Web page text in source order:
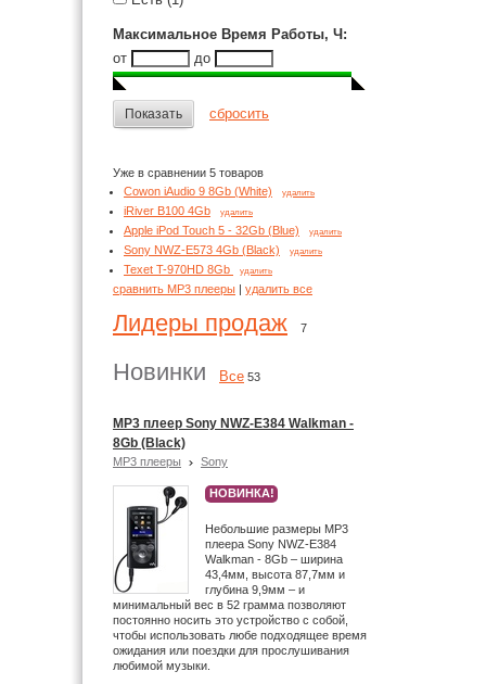
Максимальное Время Работы, Ч :
от
до
Показать сбросить
Уже в сравнении 5 товаров
Cowon iAudio 9 8Gb (White)
удалить
iRiver B100 4Gb удалить
Apple iPod Touch 5 - 32Gb (Blue) удалить
Sony NWZ-E573 4Gb (Black) удалить
Texet T-970HD 8Gb удалить
сравнить MP3 плееры | удалить все
Лидеры продаж 7
Новинки Все 53
MP3 плеер Sony NWZ-E384 Walkman -
8Gb (Black)
MP3 плееры Sony
НОВИНКА!
Небольшие размеры MP3
плеера Sony NWZ-E384
Walkman - 8Gb – ширина
43,4мм, высота 87,7мм и
глубина 9,9мм – и
минимальный вес в 52 грамма позволяют
постоянно носить это устройство с собой,
чтобы использовать любе подходящее время
ожидания или поездки для прослушивания
любимой музыки.